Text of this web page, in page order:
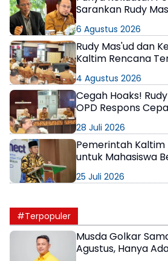
Sarankan Rudy
Istana
6 Agustus 2026
Rudy Mas'ud dan
Kaltim Rencana
4 Agustus 2026
Cegah Hoaks!
OPD Respons
28 Juli 2026
Pemerintah Kaltim
untuk Mahasiswa
25 Juli 2026
#Terpopuler
Musda Golkar
Agustus, Hanya